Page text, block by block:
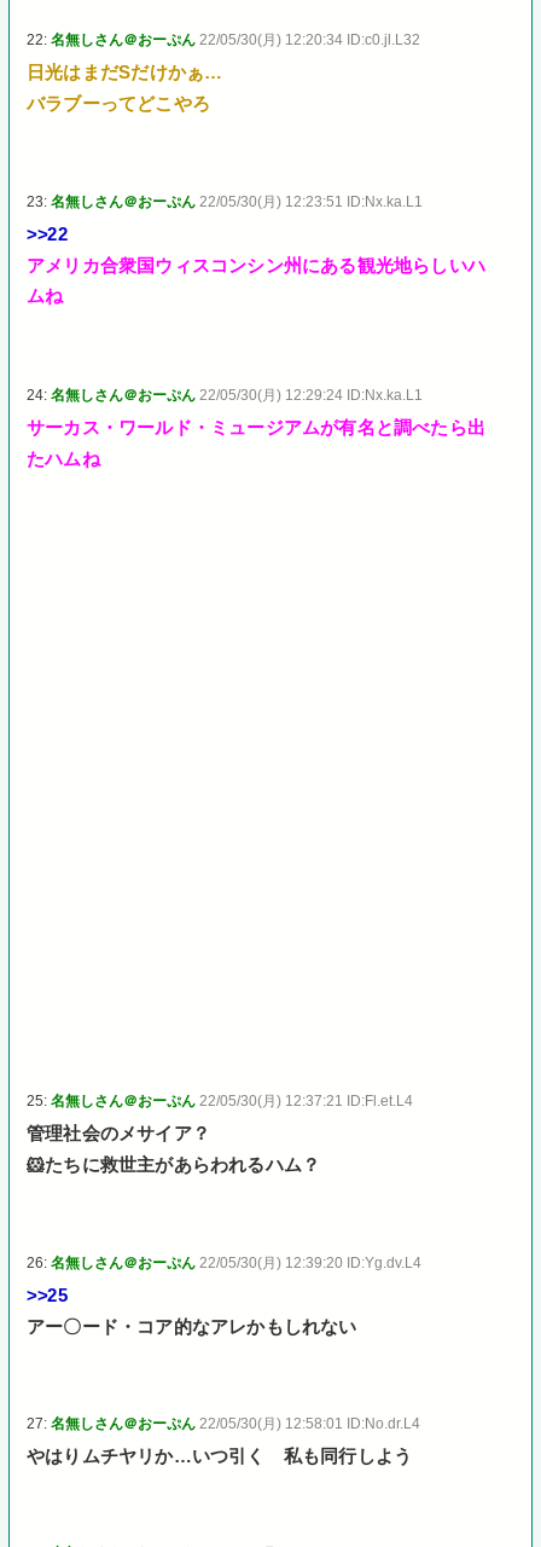
22:名無しさん＠おーぷん 22/05/30(月) 12:20:34 ID:c0.jl.L32
日光はまだSだけかぁ…
バラブーってどこやろ
23:名無しさん＠おーぷん 22/05/30(月) 12:23:51 ID:Nx.ka.L1
>>22
アメリカ合衆国ウィスコンシン州にある観光地らしいハ
ムね
24:名無しさん＠おーぷん 22/05/30(月) 12:29:24 ID:Nx.ka.L1
サーカス・ワールド・ミュージアムが有名と調べたら出
たハムね
25:名無しさん＠おーぷん 22/05/30(月) 12:37:21 ID:Fl.et.L4
管理社会のメサイア？
🐹たちに救世主があらわれるハム？
26:名無しさん＠おーぷん 22/05/30(月) 12:39:20 ID:Yg.dv.L4
>>25
アー〇ード・コア的なアレかもしれない
27:名無しさん＠おーぷん 22/05/30(月) 12:58:01 ID:No.dr.L4
やはりムチヤリか…いつ引く 私も同行しよう